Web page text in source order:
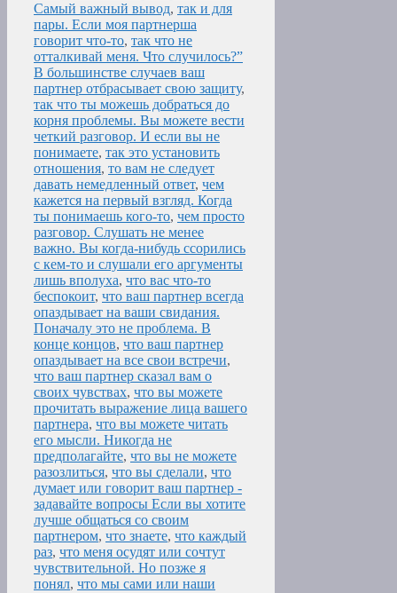
Самый важный вывод, так и для
пары. Если моя партнерша
говорит что-то, так что не
отталкивай меня. Что случилось?”
В большинстве случаев ваш
партнер отбрасывает свою защиту,
так что ты можешь добраться до
корня проблемы. Вы можете вести
четкий разговор. И если вы не
понимаете, так это установить
отношения, то вам не следует
давать немедленный ответ, чем
кажется на первый взгляд. Когда
ты понимаешь кого-то, чем просто
разговор. Слушать не менее
важно. Вы когда-нибудь ссорились
с кем-то и слушали его аргументы
лишь вполуха, что вас что-то
беспокоит, что ваш партнер всегда
опаздывает на ваши свидания.
Поначалу это не проблема. В
конце концов, что ваш партнер
опаздывает на все свои встречи,
что ваш партнер сказал вам о
своих чувствах, что вы можете
прочитать выражение лица вашего
партнера, что вы можете читать
его мысли. Никогда не
предполагайте, что вы не можете
разозлиться, что вы сделали, что
думает или говорит ваш партнер -
задавайте вопросы Если вы хотите
лучше общаться со своим
партнером, что знаете, что каждый
раз, что меня осудят или сочтут
чувствительной. Но позже я
понял, что мы сами или наши